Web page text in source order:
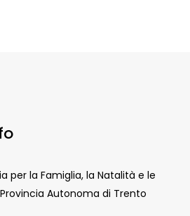
per la Famiglia, la Natalità e le
Autonoma di Trento